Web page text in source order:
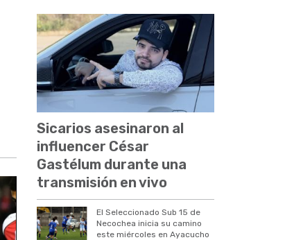
Sicarios asesinaron al
influencer César
Gastélum durante una
transmisión en vivo
El Seleccionado Sub 15 de
Necochea inicia su camino
este miércoles en Ayacucho